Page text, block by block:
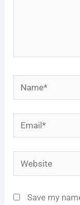
Name*
Email*
Website
Save my